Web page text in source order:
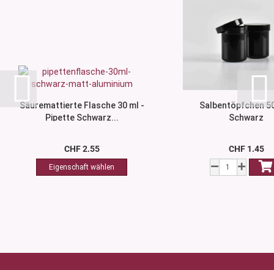
Säuremattierte Flasche 30 ml -
Pipette Schwarz...
CHF 2.55
Salbentöpfchen
Schwarz
CHF 1.45